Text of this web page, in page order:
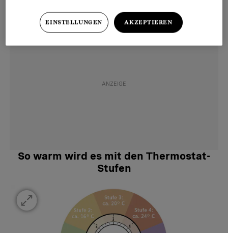
So warm wird es mit den Thermostat-
Stufen
EINSTELLUNGEN AKZEPTIEREN